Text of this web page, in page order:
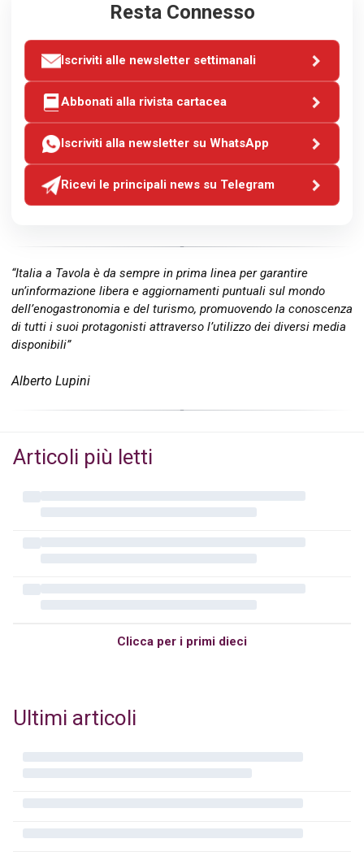
Resta Connesso
Iscriviti alle newsletter settimanali
Abbonati alla rivista cartacea
Iscriviti alla newsletter su WhatsApp
Ricevi le principali news su Telegram
“Italia a Tavola è da sempre in prima linea per garantire
un’informazione libera e aggiornamenti puntuali sul mondo
dell’enogastronomia e del turismo, promuovendo la conoscenza
di tutti i suoi protagonisti attraverso l’utilizzo dei diversi media
disponibili”
Alberto Lupini
Articoli più letti
Clicca per i primi dieci
Ultimi articoli